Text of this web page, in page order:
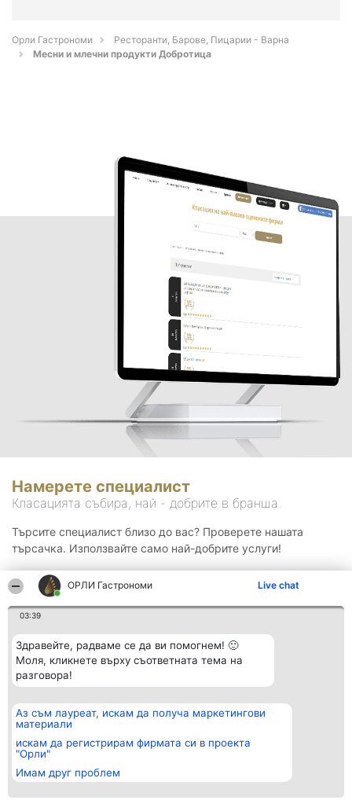
ОРЛИ Гастрономи Live chat
03:39
Здравейте, радваме се да ви помогнем! 🙂
Моля, кликнете върху съответната тема на
разговора!
Аз съм лауреат, искам да получа маркетингови
материали
искам да регистрирам фирмата си в проекта
"Орли"
Имам друг проблем
Орли Гастрономи
Ресторанти, Барове, Пицарии - Варна
Месни и млечни продукти Добротица
Намерете специалист
Класацията събира, най - добрите в бранша.
Търсите специалист близо до вас? Проверете нашата
търсачка. Използвайте само най-добрите услуги!
Организатор на
класиране
BulevardulAleea Timișul De
Sus Nr. 2, Bl. A30, Sc. A, Et.
4, Ap. 13
București 53-238
Класация
всички
Статут/Устав
Контакти